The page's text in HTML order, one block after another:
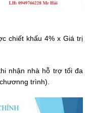
chiết khấu 4% x Giá trị
nhận nhà hỗ trợ tối đa
trình).